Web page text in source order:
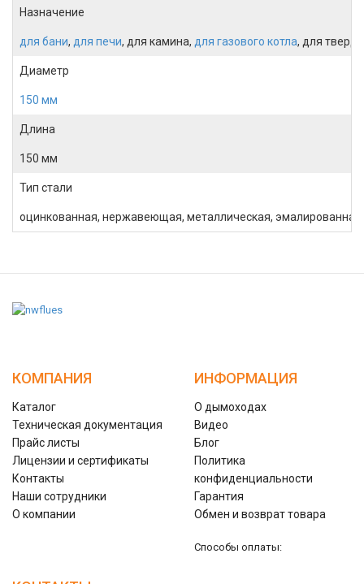
Назначение
для бани, для печи, для камина, для газового котла, для
Диаметр
150 мм
Длина
150 мм
Тип стали
оцинкованная, нержавеющая, металлическая, эмалированная
КОМПАНИЯ
Каталог
Техническая документация
Прайс листы
Лицензии и сертификаты
Контакты
Наши сотрудники
О компании
ИНФОРМАЦИЯ
О дымоходах
Видео
Блог
Политика
конфиденциальности
Гарантия
Обмен и возврат товара
Способы оплаты: